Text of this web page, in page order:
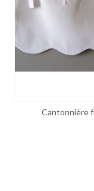
Cantonnière